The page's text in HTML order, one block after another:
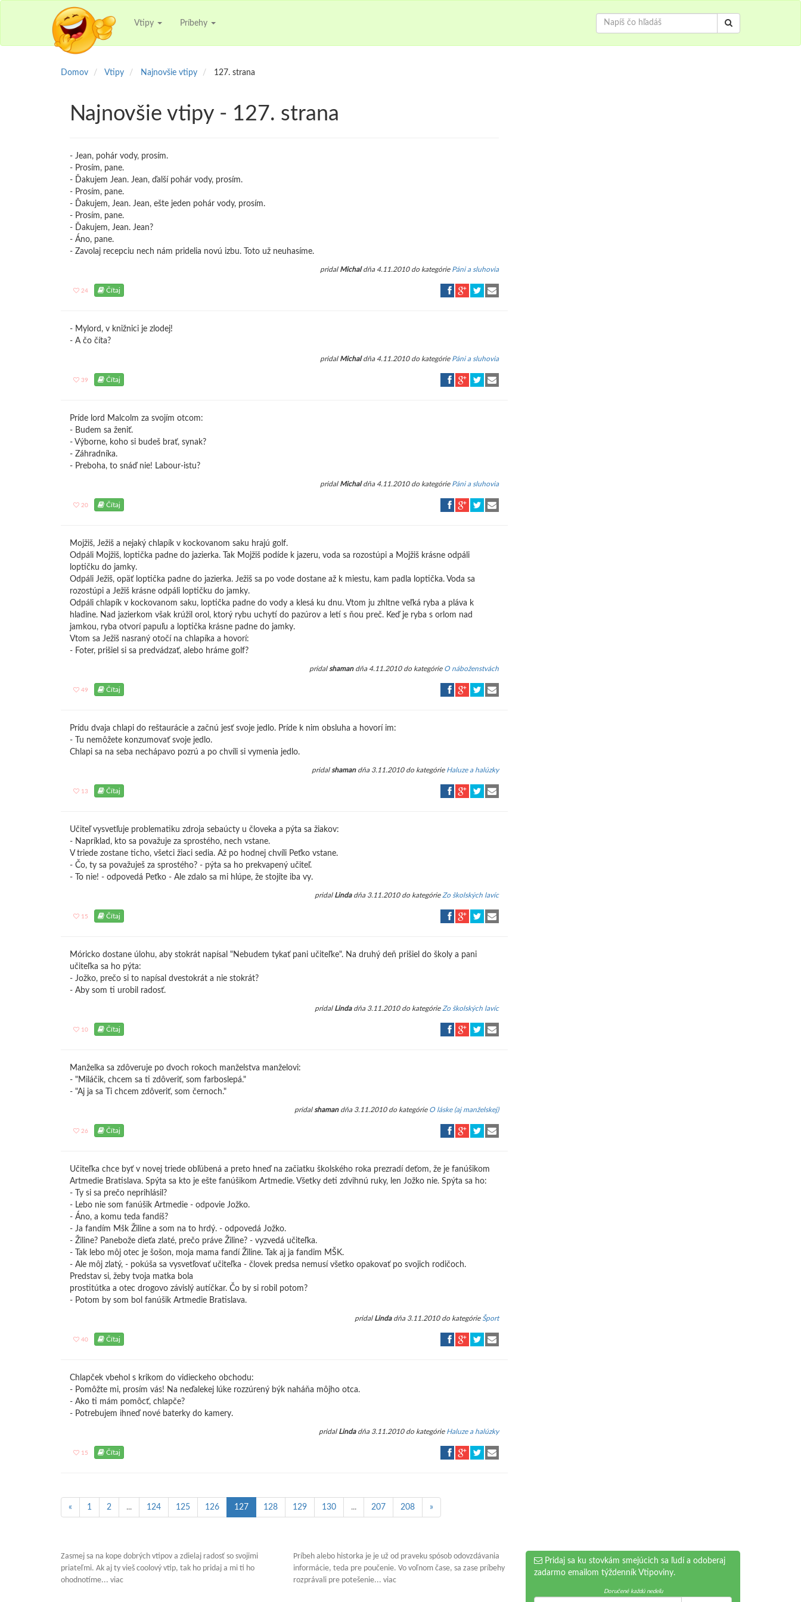
Vtipy Príbehy
Domov Vtipy Najnovšie vtipy 127. strana
Najnovšie vtipy - 127. strana
- Jean, pohár vody, prosím.
- Prosím, pane.
- Ďakujem Jean. Jean, ďalší pohár vody, prosím.
- Prosím, pane.
- Ďakujem, Jean. Jean, ešte jeden pohár vody, prosím.
- Prosím, pane.
- Ďakujem, Jean. Jean?
- Áno, pane.
- Zavolaj recepciu nech nám pridelia novú izbu. Toto už neuhasíme.
pridal Michaldňa 4.11.2010 do kategórie Páni a sluhovia
24 Čítaj
- Mylord, v knižnici je zlodej!
- A čo číta?
pridal Michaldňa 4.11.2010 do kategórie Páni a sluhovia
39 Čítaj
Príde lord Malcolm za svojím otcom:
- Budem sa ženiť.
- Výborne, koho si budeš brať, synak?
- Záhradníka.
- Preboha, to snáď nie! Labour-istu?
pridal Michaldňa 4.11.2010 do kategórie Páni a sluhovia
20 Čítaj
Mojžiš, Ježiš a nejaký chlapík v kockovanom saku hrajú golf.
Odpáli Mojžiš, loptička padne do jazierka. Tak Mojžiš podíde k jazeru, voda sa rozostúpi a Mojžiš krásne odpáli
loptičku do jamky.
Odpáli Ježiš, opäť loptička padne do jazierka. Ježiš sa po vode dostane až k miestu, kam padla loptička. Voda sa
rozostúpi a Ježiš krásne odpáli loptičku do jamky.
Odpáli chlapík v kockovanom saku, loptička padne do vody a klesá ku dnu. Vtom ju zhltne veľká ryba a pláva k
hladine. Nad jazierkom však krúžil orol, ktorý rybu uchytí do pazúrov a letí s ňou preč. Keď je ryba s orlom nad
jamkou, ryba otvorí papuľu a loptička krásne padne do jamky.
Vtom sa Ježiš nasraný otočí na chlapíka a hovorí:
- Foter, prišiel si sa predvádzať, alebo hráme golf?
pridal shamandňa 4.11.2010 do kategórie O náboženstvách
49 Čítaj
Prídu dvaja chlapi do reštaurácie a začnú jesť svoje jedlo. Príde k nim obsluha a hovorí im:
- Tu nemôžete konzumovať svoje jedlo.
Chlapi sa na seba nechápavo pozrú a po chvíli si vymenia jedlo.
pridal shamandňa 3.11.2010 do kategórie Haluze a halúzky
13 Čítaj
Učiteľ vysvetľuje problematiku zdroja sebaúcty u človeka a pýta sa žiakov:
- Napríklad, kto sa považuje za sprostého, nech vstane.
V triede zostane ticho, všetci žiaci sedia. Až po hodnej chvíli Peťko vstane.
- Čo, ty sa považuješ za sprostého? - pýta sa ho prekvapený učiteľ.
- To nie! - odpovedá Peťko - Ale zdalo sa mi hlúpe, že stojíte iba vy.
pridal Lindadňa 3.11.2010 do kategórie Zo školských lavíc
15 Čítaj
Móricko dostane úlohu, aby stokrát napísal "Nebudem tykať pani učiteľke". Na druhý deň prišiel do školy a pani
učiteľka sa ho pýta:
- Jožko, prečo si to napísal dvestokrát a nie stokrát?
- Aby som ti urobil radosť.
pridal Lindadňa 3.11.2010 do kategórie Zo školských lavíc
10 Čítaj
Manželka sa zdôveruje po dvoch rokoch manželstva manželovi:
- "Miláčik, chcem sa ti zdôveriť, som farboslepá."
- "Aj ja sa Ti chcem zdôveriť, som černoch."
pridal shamandňa 3.11.2010 do kategórie O láske (aj manželskej)
26 Čítaj
Učiteľka chce byť v novej triede obľúbená a preto hneď na začiatku školského roka prezradí deťom, že je fanúšikom
Artmedie Bratislava. Spýta sa kto je ešte fanúšikom Artmedie. Všetky deti zdvihnú ruky, len Jožko nie. Spýta sa ho:
- Ty si sa prečo neprihlásil?
- Lebo nie som fanúšik Artmedie - odpovie Jožko.
- Áno, a komu teda fandíš?
- Ja fandím Mšk Žiline a som na to hrdý. - odpovedá Jožko.
- Žiline? Panebože dieťa zlaté, prečo práve Žiline? - vyzvedá učiteľka.
- Tak lebo môj otec je šošon, moja mama fandí Žiline. Tak aj ja fandim MŠK.
- Ale môj zlatý, - pokúša sa vysvetľovať učiteľka - človek predsa nemusí všetko opakovať po svojich rodičoch.
Predstav si, žeby tvoja matka bola
prostitútka a otec drogovo závislý autíčkar. Čo by si robil potom?
- Potom by som bol fanúšik Artmedie Bratislava.
pridal Lindadňa 3.11.2010 do kategórie Šport
40 Čítaj
Chlapček vbehol s krikom do vidieckeho obchodu:
- Pomôžte mi, prosím vás! Na neďalekej lúke rozzúrený býk naháňa môjho otca.
- Ako ti mám pomôcť, chlapče?
- Potrebujem ihneď nové baterky do kamery.
pridal Lindadňa 3.11.2010 do kategórie Haluze a halúzky
15 Čítaj
« 1 2 ... 124 125 126 127 128 129 130 ... 207 208 »
Zasmej sa na kope dobrých vtipov a zdielaj radosť so svojimi
priateľmi. Ak aj ty vieš coolový vtip, tak ho pridaj a mi ti ho
ohodnotíme... viac
Príbeh alebo historka je je už od praveku spósob odovzdávania
informácie, teda pre poučenie. Vo voľnom čase, sa zase príbehy
rozprávali pre potešenie... viac
Pridaj sa ku stovkám smejúcich sa ľudí a odoberaj
zadarmo emailom týždenník Vtipoviny.
Doručené každú nedeľu